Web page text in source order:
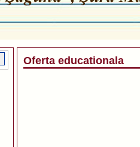
Oferta educationala